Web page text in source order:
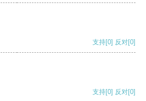
支持[0] 反对[0]
支持[0] 反对[0]